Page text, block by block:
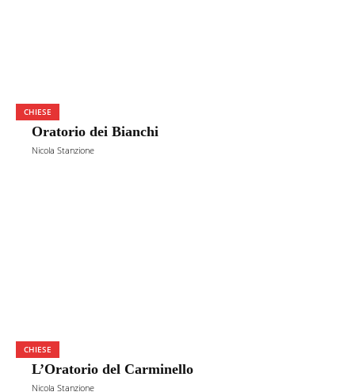
CHIESE
Oratorio dei Bianchi
Nicola Stanzione
CHIESE
L’Oratorio del Carminello
Nicola Stanzione